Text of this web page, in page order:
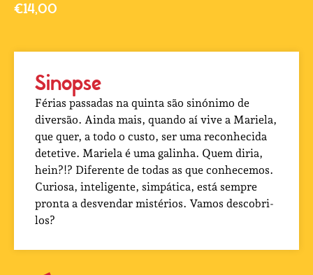
€14,00
Sinopse
Férias passadas na quinta são sinónimo de
diversão. Ainda mais, quando aí vive a Mariela,
que quer, a todo o custo, ser uma reconhecida
detetive. Mariela é uma galinha. Quem diria,
hein?!? Diferente de todas as que conhecemos.
Curiosa, inteligente, simpática, está sempre
pronta a desvendar mistérios. Vamos descobri-
los?